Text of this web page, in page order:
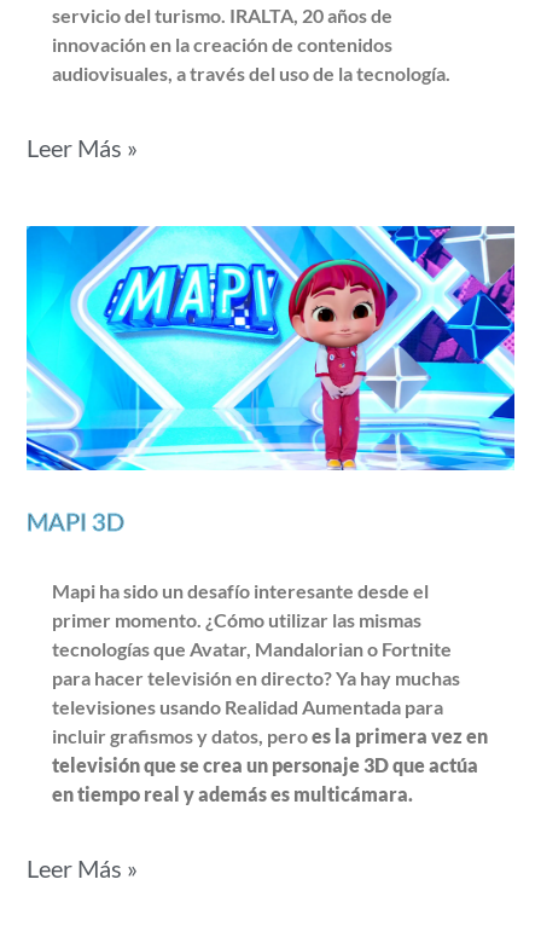
servicio del turismo. IRALTA, 20 años de
innovación en la creación de contenidos
audiovisuales, a través del uso de la tecnología.
Leer Más »
MAPI 3D
Mapi ha sido un desafío interesante desde el
primer momento. ¿Cómo utilizar las mismas
tecnologías que Avatar, Mandalorian o Fortnite
para hacer televisión en directo? Ya hay muchas
televisiones usando Realidad Aumentada para
incluir grafismos y datos, peroes la primera vez en
televisión que se crea un personaje 3D que actúa
en tiempo real y además es multicámara.
Leer Más »